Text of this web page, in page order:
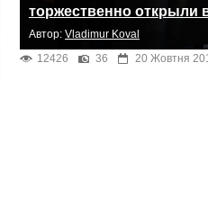
торжественно открыли
Автор: Vladimur Koval
12426
36 20 Жовтня